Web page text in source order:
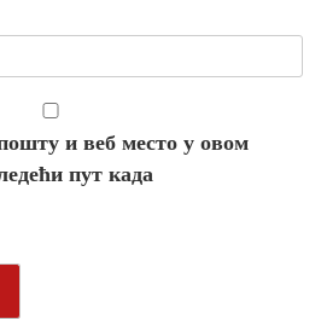
и веб место у овом
пут када